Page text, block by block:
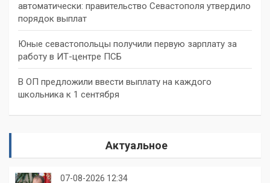
автоматически: правительство Севастополя утвердило
порядок выплат
Юные севастопольцы получили первую зарплату за
работу в ИТ-центре ПСБ
В ОП предложили ввести выплату на каждого
школьника к 1 сентября
Актуальное
07-08-2026 12:34